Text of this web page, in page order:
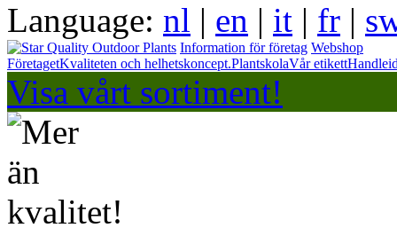
Language: nl | en | it | fr |
Information för företag Webshop
FöretagetKvaliteten och helhetskoncept.PlantskolaVår etikett
Visa vårt sortiment!